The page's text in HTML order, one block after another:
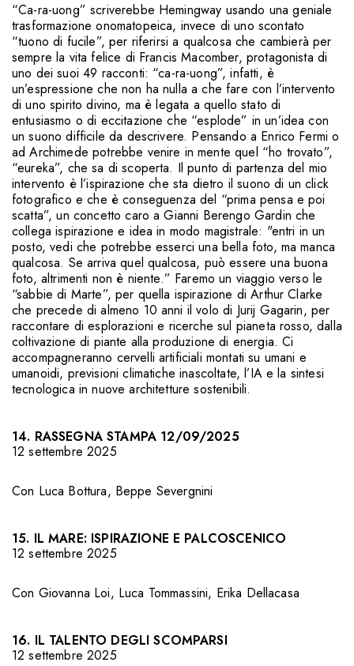
“Ca-ra-uong” scriverebbe Hemingway usando una geniale
trasformazione onomatopeica, invece di uno scontato
“tuono di fucile”, per riferirsi a qualcosa che cambierà per
sempre la vita felice di Francis Macomber, protagonista di
uno dei suoi 49 racconti: “ca-ra-uong”, infatti, è
un’espressione che non ha nulla a che fare con l’intervento
di uno spirito divino, ma è legata a quello stato di
entusiasmo o di eccitazione che “esplode” in un’idea con
un suono difficile da descrivere. Pensando a Enrico Fermi o
ad Archimede potrebbe venire in mente quel “ho trovato”,
“eureka”, che sa di scoperta. Il punto di partenza del mio
intervento è l’ispirazione che sta dietro il suono di un click
fotografico e che è conseguenza del “prima pensa e poi
scatta”, un concetto caro a Gianni Berengo Gardin che
collega ispirazione e idea in modo magistrale: "entri in un
posto, vedi che potrebbe esserci una bella foto, ma manca
qualcosa. Se arriva quel qualcosa, può essere una buona
foto, altrimenti non è niente.” Faremo un viaggio verso le
“sabbie di Marte”, per quella ispirazione di Arthur Clarke
che precede di almeno 10 anni il volo di Jurij Gagarin, per
raccontare di esplorazioni e ricerche sul pianeta rosso, dalla
coltivazione di piante alla produzione di energia. Ci
accompagneranno cervelli artificiali montati su umani e
umanoidi, previsioni climatiche inascoltate, l’IA e la sintesi
tecnologica in nuove architetture sostenibili.
14. RASSEGNA STAMPA 12/09/2025
12 settembre 2025
Con Luca Bottura, Beppe Severgnini
15. IL MARE: ISPIRAZIONE E PALCOSCENICO
12 settembre 2025
Con Giovanna Loi, Luca Tommassini, Erika Dellacasa
16. IL TALENTO DEGLI SCOMPARSI
12 settembre 2025